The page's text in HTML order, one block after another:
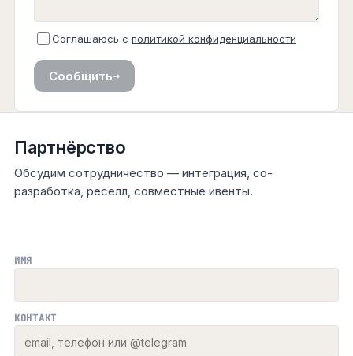
Соглашаюсь с политикой конфиденциальности
Сообщить→
Партнёрство
Обсудим сотрудничество — интеграция, со-
разработка, реселл, совместные ивенты.
ИМЯ
КОНТАКТ